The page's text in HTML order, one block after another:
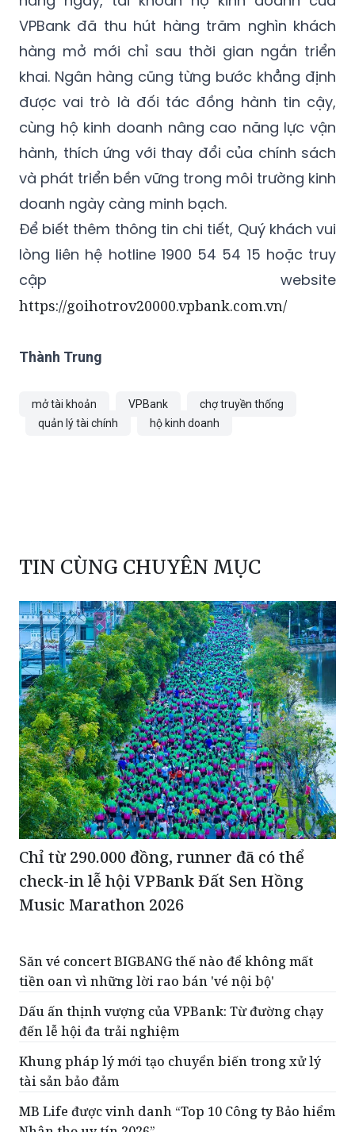
VPBank đã thu hút hàng trăm nghìn khách
hàng mở mới chỉ sau thời gian ngắn triển
khai. Ngân hàng cũng từng bước khẳng định
được vai trò là đối tác đồng hành tin cậy,
cùng hộ kinh doanh nâng cao năng lực vận
hành, thích ứng với thay đổi của chính sách
và phát triển bền vững trong môi trường kinh
doanh ngày càng minh bạch.
Để biết thêm thông tin chi tiết, Quý khách vui
lòng liên hệ hotline 1900 54 54 15 hoặc truy
cập website
https://goihotrov20000.vpbank.com.vn/
Thành Trung
mở tài khoản VPBank
chợ truyền thống
quản lý tài chính
hộ kinh doanh
TIN CÙNG CHUYÊN MỤC
Chỉ từ 290.000 đồng, runner đã có thể
check-in lễ hội VPBank Đất Sen Hồng
Music Marathon 2026
Săn vé concert BIGBANG thế nào để không mất
tiền oan vì những lời rao bán 'vé nội bộ'
Dấu ấn thịnh vượng của VPBank: Từ đường chạy
đến lễ hội đa trải nghiệm
Khung pháp lý mới tạo chuyển biến trong xử lý
tài sản bảo đảm
MB Life được vinh danh “Top 10 Công ty Bảo hiểm